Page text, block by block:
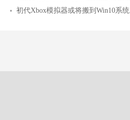
初代Xbox模拟器或将搬到Win10系统